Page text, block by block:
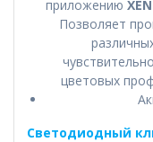
приложению
Позволяет
цветовых
Светодиодный